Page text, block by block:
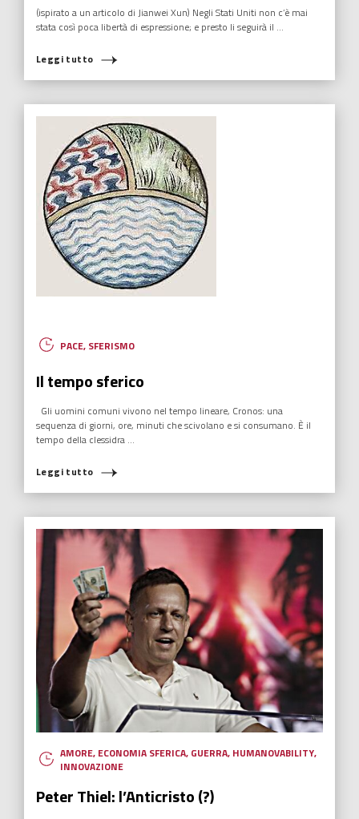
(ispirato a un articolo di Jianwei Xun) Negli Stati Uniti non c’è mai
stata così poca libertà di espressione; e presto li seguirà il ...
Leggi tutto
PACE, SFERISMO
Il tempo sferico
Gli uomini comuni vivono nel tempo lineare, Cronos: una
sequenza di giorni, ore, minuti che scivolano e si consumano. È il
tempo della clessidra ...
Leggi tutto
AMORE, ECONOMIA SFERICA, GUERRA, HUMANOVABILITY,
INNOVAZIONE
Peter Thiel: l’Anticristo (?)